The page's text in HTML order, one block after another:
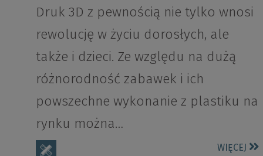
Druk 3D z pewnością nie tylko wnosi
rewolucję w życiu dorosłych, ale
także i dzieci. Ze względu na dużą
różnorodność zabawek i ich
powszechne wykonanie z plastiku na
rynku można…
WIĘCEJ